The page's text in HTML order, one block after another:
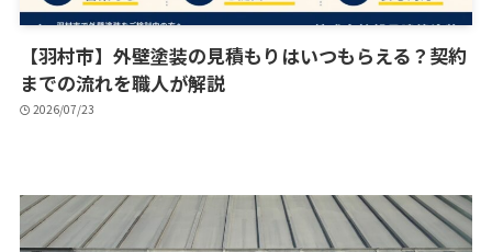
【羽村市】外壁塗装の見積もりはいつもらえる？契約
までの流れを職人が解説
2026/07/23